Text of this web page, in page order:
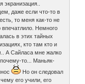
экранизация..
даже если что-то в
то меня как-то не
впечатлило. Немного
в этих тайных
кто там кто и
А Сайласа мне жалко
то... Маньяк-
Но он следовал
его учили, его